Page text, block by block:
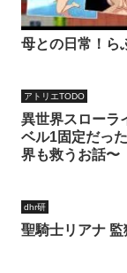
母との日常！ら
アトリエTODO
異世界スローラ
ベル1固定だっ
界も救うお話〜
dhr研
聖騎士リアナ